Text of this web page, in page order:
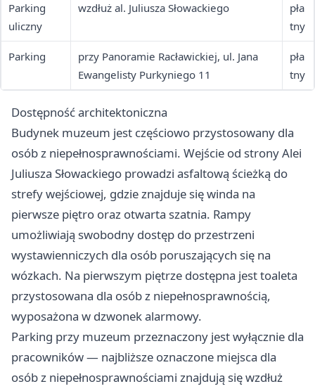
Parking
uliczny
wzdłuż al. Juliusza Słowackiego
pła
tny
Parking
przy Panoramie Racławickiej, ul. Jana
Ewangelisty Purkyniego 11
pła
tny
Dostępność architektoniczna
Budynek muzeum jest częściowo przystosowany dla
osób z niepełnosprawnościami. Wejście od strony Alei
Juliusza Słowackiego prowadzi asfaltową ścieżką do
strefy wejściowej, gdzie znajduje się winda na
pierwsze piętro oraz otwarta szatnia. Rampy
umożliwiają swobodny dostęp do przestrzeni
wystawienniczych dla osób poruszających się na
wózkach. Na pierwszym piętrze dostępna jest toaleta
przystosowana dla osób z niepełnosprawnością,
wyposażona w dzwonek alarmowy.
Parking przy muzeum przeznaczony jest wyłącznie dla
pracowników — najbliższe oznaczone miejsca dla
osób z niepełnosprawnościami znajdują się wzdłuż